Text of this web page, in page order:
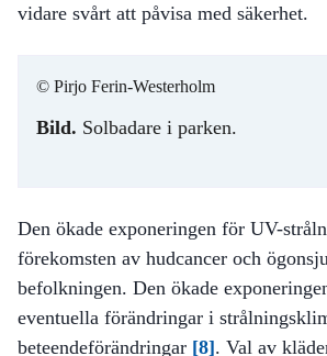
vidare svårt att påvisa med säkerhet.
Bild. Solbadare i parken.
© Pirjo Ferin-Westerholm
Den ökade exponeringen för UV-
förekomsten av hudcancer och
befolkningen. Den ökade
eventuella förändringar i
beteendeförändringar [8]. Val av